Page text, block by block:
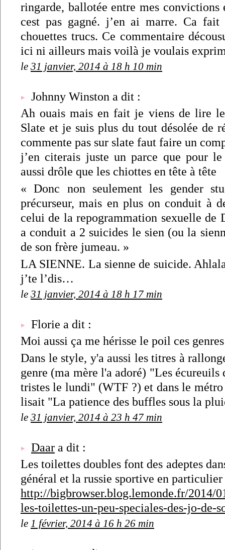
ringarde, ballotée entre mes
cest pas gagné. j’en ai marre. Ca
chouettes trucs. Ce commentaire
ici ni ailleurs mais voilà je voulais
le 31 janvier, 2014 à 18 h 10 min
Johnny Winston a dit :
Ah ouais mais en fait je viens de lire
Slate et je suis plus du tout désolée de
commente pas sur slate faut faire un
j’en citerais juste un parce que pour le
aussi drôle que les chiottes en tête à tête
« Donc non seulement les gender
précurseur, mais en plus on conduit à
celui de la repogrammation sexuelle de
a conduit a 2 suicides le sien (ou la
de son frère jumeau. »
LA SIENNE. La sienne de suicide.
j’te l’dis…
le 31 janvier, 2014 à 18 h 17 min
Florie a dit :
Moi aussi ça me hérisse le poil ces
Dans le style, y'a aussi les titres à
genre (ma mère l'a adoré) "Les écureuils
tristes le lundi" (WTF ?) et dans le
lisait "La patience des buffles sous la
le 31 janvier, 2014 à 23 h 47 min
Daar a dit :
Les toilettes doubles font des adeptes
général et la russie sportive en
http://bigbrowser.blog.lemonde.fr/2014/
les-toilettes-un-peu-speciales-des-jo-de-
le 1 février, 2014 à 16 h 26 min